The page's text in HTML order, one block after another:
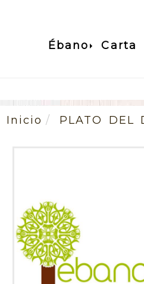
Ébano Carta
Inicio PLATO DEL